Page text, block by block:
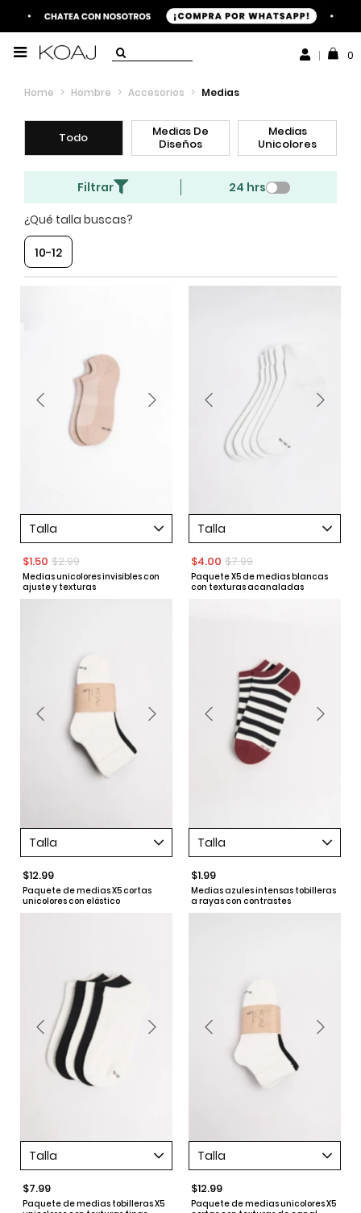
0
Home > Hombre > Accesorios > Medias
Todo
Medias De
Diseños
Medias
Unicolores
Filtrar
24 hrs
¿Qué talla buscas?
10-12
Talla
$1.50 $2.99
Medias unicolores invisibles con
ajuste y texturas
Talla
$4.00 $7.99
Paquete X5 de medias blancas
con texturas acanaladas
Talla
$12.99
Paquete de medias X5 cortas
unicolores con elástico
Talla
$1.99
Medias azules intensas tobilleras
a rayas con contrastes
Talla
$7.99
Paquete de medias tobilleras X5
Talla
$12.99
Paquete de medias unicolores X5